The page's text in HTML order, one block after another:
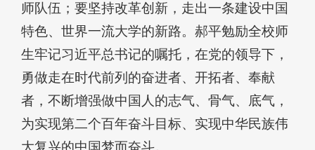
师队伍；要坚持改革创新，走出一条建设中国
特色、世界一流大学的新路。郝平勉励全校师
生牢记习近平总书记的嘱托，在党的领导下，
勇做走在时代前列的奋进者、开拓者、奉献
者，不断增强做中国人的志气、骨气、底气，
为实现第二个百年奋斗目标、实现中华民族伟